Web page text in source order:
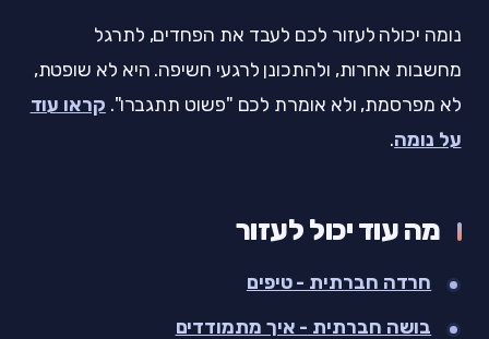
נומה יכולה לעזור לכם לעבד את הפחדים, לתרגל
מחשבות אחרות, ולהתכונן לרגעי חשיפה. היא לא שופטת,
לא מפרסמת, ולא אומרת לכם "פשוט תתגברו". קראו עוד
על נומה.
מה עוד יכול לעזור
חרדה חברתית - טיפים
בושה חברתית - איך מתמודדים